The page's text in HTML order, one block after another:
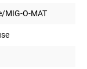
MIG-O-MAT